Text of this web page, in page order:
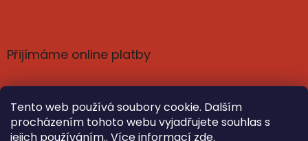
Tento web používá soubory cookie. Dalším
procházením tohoto webu vyjadřujete souhlas s
jejich používáním.. Více informací zde.
Přijímáme online platby